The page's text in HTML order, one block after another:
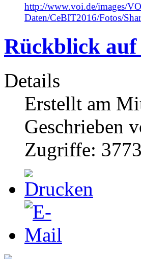
http://www.voi.de/images/
Daten/CeBIT2016/Fotos/
Rückblick auf
Details
Erstellt am
Geschrieben
Zugriffe: